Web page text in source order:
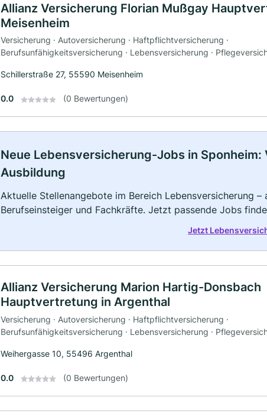
Allianz Versicherung Florian Mußgay
Meisenheim
Versicherung · Autoversicherung · Haftpflichtversicherung ·
Berufsunfähigkeitsversicherung · Lebensversicherung ·
Schillerstraße 27, 55590 Meisenheim
0.0 (0 Bewertungen)
Neue Lebensversicherung-Jobs in Sponheim:
Ausbildung
Aktuelle Stellenangebote im Bereich Lebensversicherung –
Berufseinsteiger und Fachkräfte. Jetzt passende Jobs
Jetzt
Allianz Versicherung Marion Hartig-Donsbach
Hauptvertretung in Argenthal
Versicherung · Autoversicherung · Haftpflichtversicherung ·
Berufsunfähigkeitsversicherung · Lebensversicherung ·
Weihergasse 10, 55496 Argenthal
0.0 (0 Bewertungen)